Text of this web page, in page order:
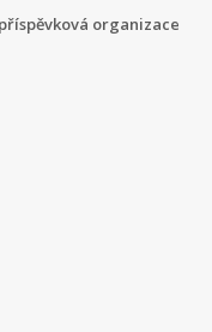
organizace